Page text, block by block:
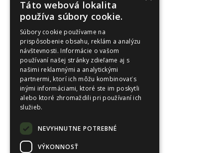
Táto webová lokalita
používa súbory cookie.
Súbory cookie používame na
prispôsobenie obsahu, reklám a analýzu
návštevnosti. Informácie o vašom
používaní našej stránky zdieľame aj s
našimi reklamnými a analytickými
partnermi, ktorí ich môžu kombinovať s
inými informáciami, ktoré ste im poskytli
alebo ktoré zhromaždili pri používaní ich
služieb.
NEVYHNUTNE POTREBNÉ
VÝKONNOSŤ